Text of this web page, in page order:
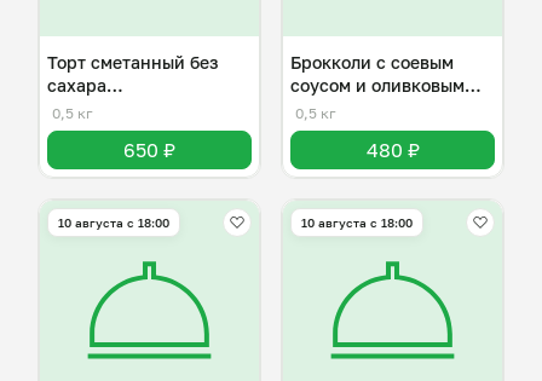
Торт сметанный без
сахара
низкоуглеводный
0,5 кг
650 ₽
Брокколи с соевым
соусом и оливковым
маслом
0,5 кг
480 ₽
10 августа с 18:00 10 августа с 18:00